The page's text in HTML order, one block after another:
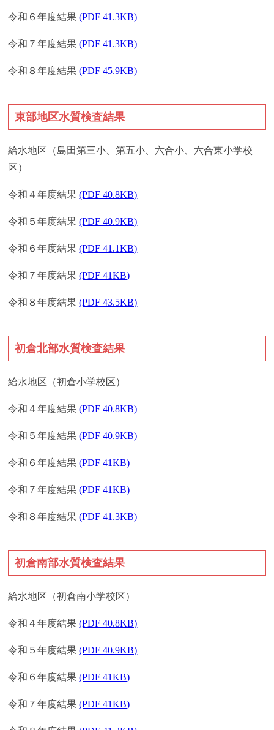
令和６年度結果(PDF 41.3KB)
令和７年度結果(PDF 41.3KB)
令和８年度結果(PDF 45.9KB)
東部地区水質検査結果
給水地区（島田第三小、第五小、六合小、六合東小学校
区）
令和４年度結果(PDF 40.8KB)
令和５年度結果(PDF 40.9KB)
令和６年度結果(PDF 41.1KB)
令和７年度結果(PDF 41KB)
令和８年度結果(PDF 43.5KB)
初倉北部水質検査結果
給水地区（初倉小学校区）
令和４年度結果(PDF 40.8KB)
令和５年度結果(PDF 40.9KB)
令和６年度結果(PDF 41KB)
令和７年度結果(PDF 41KB)
令和８年度結果(PDF 41.3KB)
初倉南部水質検査結果
給水地区（初倉南小学校区）
令和４年度結果(PDF 40.8KB)
令和５年度結果(PDF 40.9KB)
令和６年度結果(PDF 41KB)
令和７年度結果(PDF 41KB)